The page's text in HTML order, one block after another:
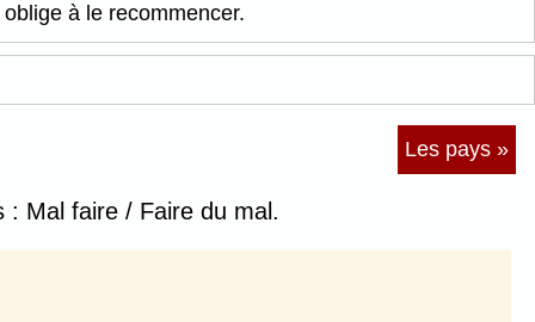
à le recommencer.
Les pays »
: Mal faire / Faire du mal.